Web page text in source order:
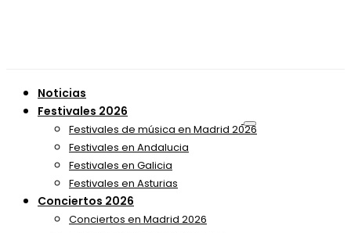
Noticias
Festivales 2026
Festivales de música en Madrid 2026
Festivales en Andalucia
Festivales en Galicia
Festivales en Asturias
Conciertos 2026
Conciertos en Madrid 2026